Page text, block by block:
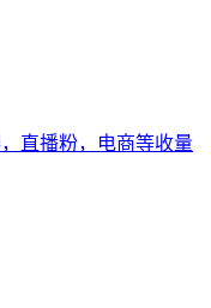
直播粉，电商等收量